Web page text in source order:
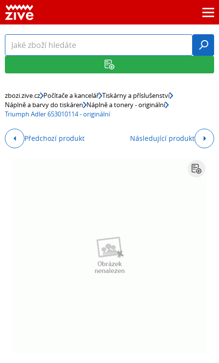
zbozi.zive.cz Počítače a kancelář Tiskárny a příslušenství
Náplně a barvy do tiskáren Náplně a tonery - originální
Triumph Adler 653010114 - originální
Předchozí produkt Následující produkt